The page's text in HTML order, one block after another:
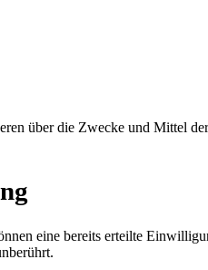
über die Zwecke und Mittel
eine bereits erteilte